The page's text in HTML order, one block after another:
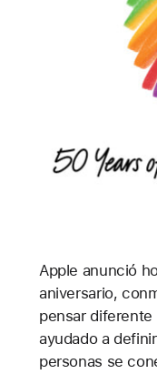
Apple anunció
aniversario,
pensar
ayudado a
personas se